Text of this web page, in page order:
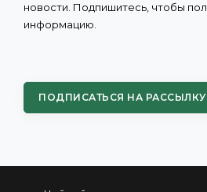
новости. Подпишитесь, чтобы
информацию.
ПОДПИСАТЬСЯ НА РАССЫЛКУ